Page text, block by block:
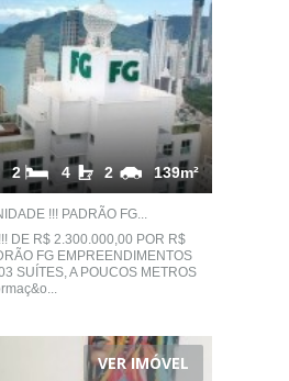
139m²
2
4
2
!!! PADRÃO FG...
DE R$ 2.300.000,00 POR R$
FG EMPREENDIMENTOS
SUÍTES, A POUCOS METROS
VER IMÓVEL